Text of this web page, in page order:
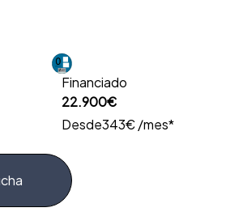
Financiado
22.900€
Desde343€ /mes*